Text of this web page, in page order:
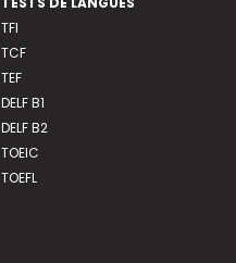
TFI
TCF
TEF
DELF B1
DELF B2
TOEIC
TOEFL